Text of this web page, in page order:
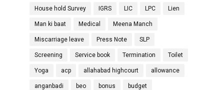
House hold Survey IGRS LIC LPC Lien
Man ki baat Medical Meena Manch
Miscarriage leave Press Note SLP
Screening Service book Termination Toilet
Yoga acp allahabad highcourt allowance
anganbadi beo bonus budget